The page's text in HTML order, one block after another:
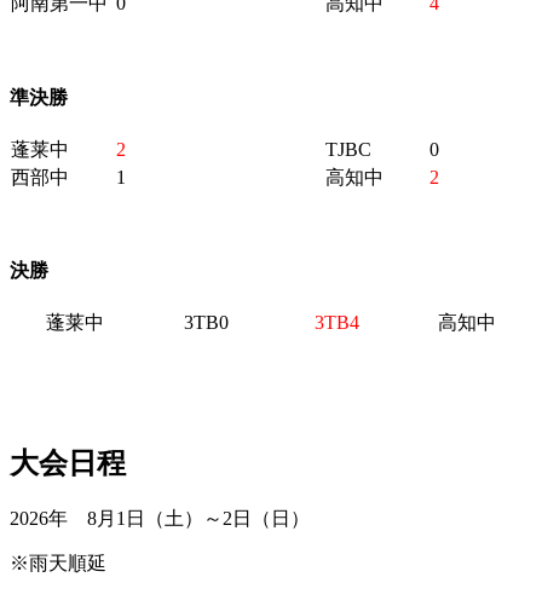
準決勝
蓬莱中 2 TJBC
0
西部中
1 高知中 2
決勝
蓬莱中 3TB0 3TB4 高知中
大会日程
2026年 8月1日（土）～2日（日）
※雨天順延